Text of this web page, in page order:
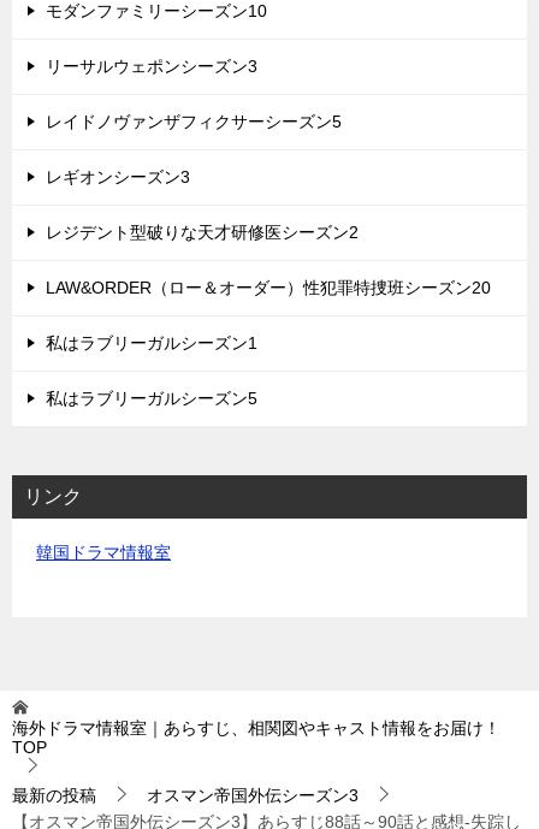
モダンファミリーシーズン10
リーサルウェポンシーズン3
レイドノヴァンザフィクサーシーズン5
レギオンシーズン3
レジデント型破りな天才研修医シーズン2
LAW&ORDER（ロー＆オーダー）性犯罪特捜班シーズン20
私はラブリーガルシーズン1
私はラブリーガルシーズン5
リンク
韓国ドラマ情報室
海外ドラマ情報室｜あらすじ、相関図やキャスト情報をお届け！
TOP
最新の投稿
オスマン帝国外伝シーズン3
【オスマン帝国外伝シーズン3】あらすじ88話～90話と感想-失踪し